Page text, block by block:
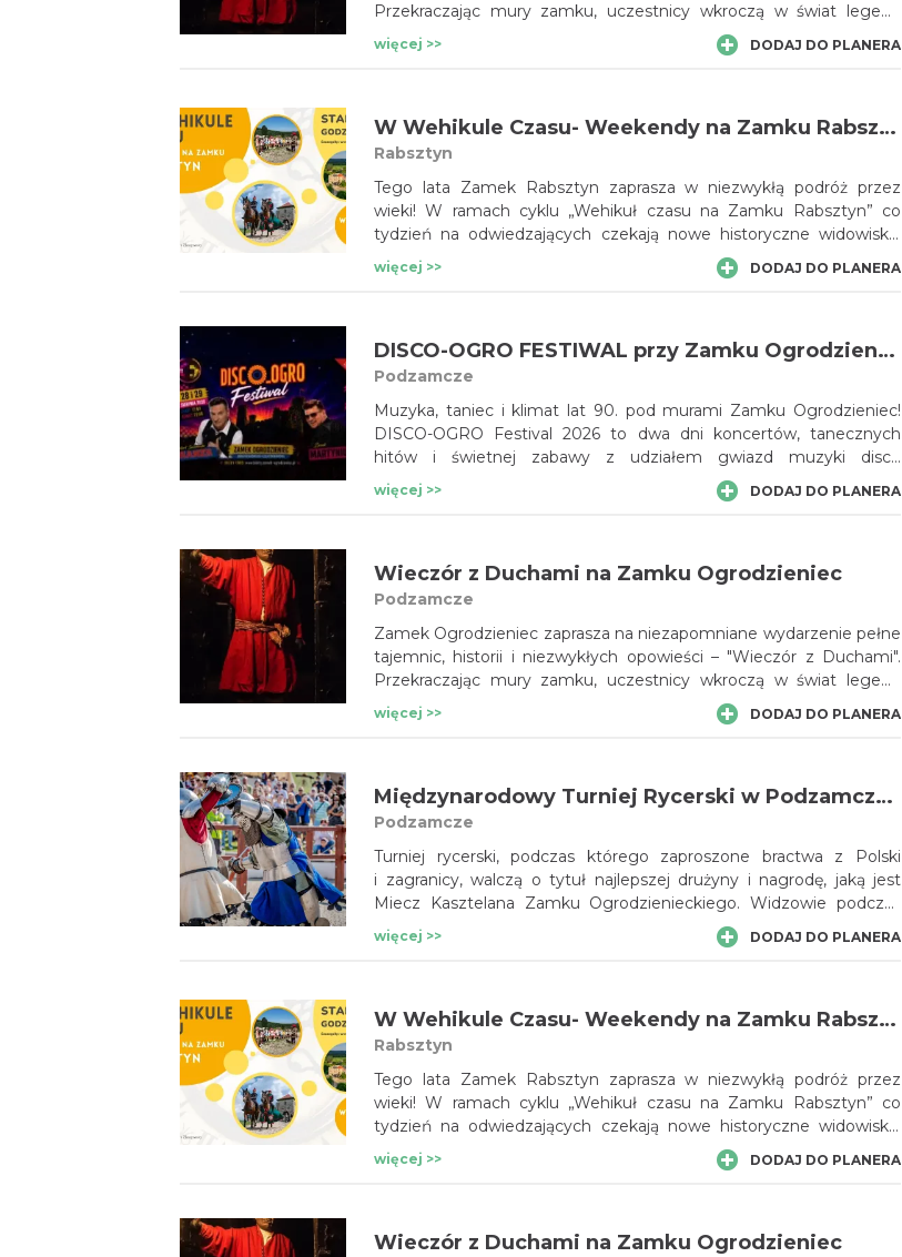
Przekraczając mury zamku, uczestnicy wkroczą w świat legend
i dawnych czasów, gdzie czekają na nich duchy minionych wieków.
To emocjonująca podróż pośród mrocznych korytarzy
więcej >> DODAJ DO PLANERA
W Wehikule Czasu- Weekendy na Zamku Rabsztyn
Rabsztyn
Tego lata Zamek Rabsztyn zaprasza w niezwykłą podróż przez
wieki! W ramach cyklu „Wehikuł czasu na Zamku Rabsztyn” co
tydzień na odwiedzających czekają nowe historyczne widowiska,
pokazy rycerskie i wyjątkowe spotkania z przeszłością.
więcej >> DODAJ DO PLANERA
DISCO-OGRO FESTIWAL przy Zamku Ogrodzieniec
Podzamcze
Muzyka, taniec i klimat lat 90. pod murami Zamku Ogrodzieniec!
DISCO-OGRO Festival 2026 to dwa dni koncertów, tanecznych
hitów i świetnej zabawy z udziałem gwiazd muzyki disco
w wyjątkowej scenerii Jury Krakowsko-Częstochowskiej.
więcej >> DODAJ DO PLANERA
Wieczór z Duchami na Zamku Ogrodzieniec
Podzamcze
Zamek Ogrodzieniec zaprasza na niezapomniane wydarzenie pełne
tajemnic, historii i niezwykłych opowieści – "Wieczór z Duchami".
Przekraczając mury zamku, uczestnicy wkroczą w świat legend
i dawnych czasów, gdzie czekają na nich duchy minionych wieków.
To emocjonująca podróż pośród mrocznych korytarzy
więcej >> DODAJ DO PLANERA
Międzynarodowy Turniej Rycerski w Podzamczu 2026
Podzamcze
Turniej rycerski, podczas którego zaproszone bractwa z Polski
i zagranicy, walczą o tytuł najlepszej drużyny i nagrodę, jaką jest
Miecz Kasztelana Zamku Ogrodzienieckiego. Widzowie podczas
festynu zobaczą liczne pokazy w konkurencjach kuszniczych,
łuczniczych, na ostrza, zapasy rycerskie i inne. Na placu turniejowym
więcej >> DODAJ DO PLANERA
W Wehikule Czasu- Weekendy na Zamku Rabsztyn
Rabsztyn
Tego lata Zamek Rabsztyn zaprasza w niezwykłą podróż przez
wieki! W ramach cyklu „Wehikuł czasu na Zamku Rabsztyn” co
tydzień na odwiedzających czekają nowe historyczne widowiska,
pokazy rycerskie i wyjątkowe spotkania z przeszłością.
więcej >> DODAJ DO PLANERA
Wieczór z Duchami na Zamku Ogrodzieniec